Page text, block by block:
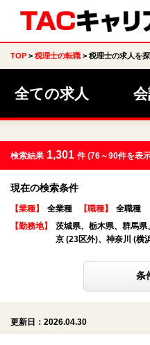
TOP 税理士の転職 税理士の求人を
全ての求人
検索結果 1,301 件(76～90件を表
現在の検索条件
【業種】 全業種 【職種】
全職種
【勤務地】
茨城県、栃木県、群馬
京 (23区外)、神奈川 (横
条
更新日：2026.04.30